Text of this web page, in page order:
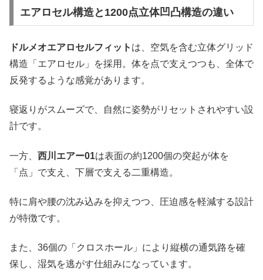
エアロセル構造と1200点立体凹凸構造の違い
ドルメオエアロセルフィット は、空気を含む立体グリッド
構造「エアロセル」を採用。体を点で支えつつも、全体で
反発するような感覚があります。
寝返りがスムーズで、自然に姿勢がリセットされやすい設
計です。
一方、 西川エアー01は表面の約1200個の突起が体を
「点」で支え、下層で支える二重構造。
特に肩や腰の沈み込みを抑えつつ、圧迫感を軽減する設計
が特徴です。
また、36個の「クロスホール」により縦横の通気路を確
保し、湿気を逃がす仕組みになっています。